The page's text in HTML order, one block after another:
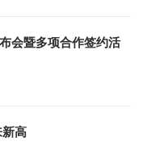
会暨多项合作签约活
新高